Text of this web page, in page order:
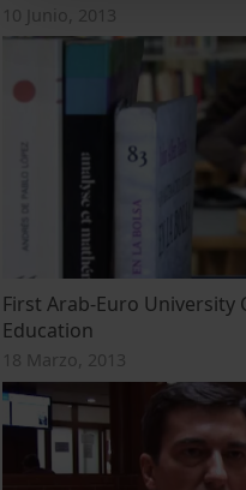
10 Junio, 2013
First Arab-Euro University
Education
18 Marzo, 2013